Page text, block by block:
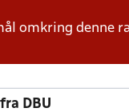
omkring denne
DBU